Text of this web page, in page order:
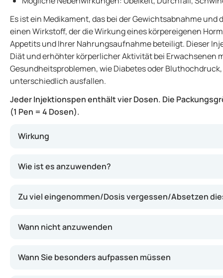
Es ist ein Medikament, das bei der Gewichtsabnahme
einen Wirkstoff, der die Wirkung eines körpereigenen
Appetits und Ihrer Nahrungsaufnahme beteiligt. Dieser
Diät und erhöhter körperlicher Aktivität bei Erwachsenen
Gesundheitsproblemen, wie Diabetes oder
unterschiedlich ausfallen.
Jeder Injektionspen enthält vier Dosen. Die
(1 Pen = 4 Dosen).
Wirkung
verleiht. Dadurch können Sie möglicherweise weniger
sein kann. Es unterstützt Ihre Bemühungen um einen
Der Hersteller ist:
Novo Allé 1
Wie ist es anzuwenden?
Zu viel eingenommen/Dosis vergessen/Absetzen
Wann nicht anzuwenden
Wann Sie besonders aufpassen müssen